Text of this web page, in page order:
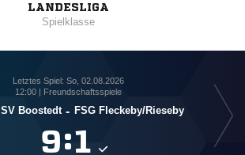
LANDESLIGA
Spielklasse
Letztes Spiel: So, 02.08.2026
12:00 | Freundschaftsspiele
SV Boostedt - FSG Fleckeby/​Rieseby
: